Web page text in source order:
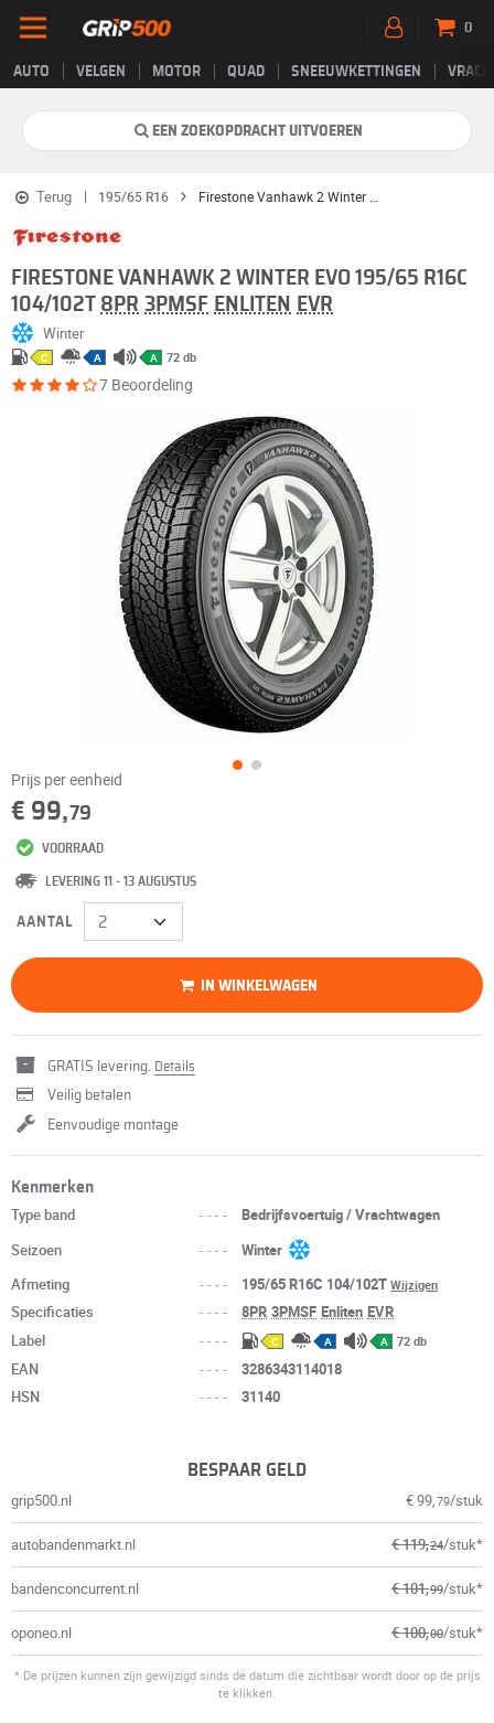
AUTO VELGEN MOTOR QUAD SNEEUWKETTINGEN
0
EEN ZOEKOPDRACHT UITVOEREN
Terug 195/65 R16
FIRESTONE VANHAWK 2 WINTER EVO 195/65 R16C
104/102T 8PR 3PMSF ENLITEN EVR
Winter
C A A 72 db
7 Beoordeling
Prijs per eenheid
€ 99,79
VOORRAAD
LEVERING 11 - 13 AUGUSTUS
AANTAL
IN WINKELWAGEN
GRATIS levering. Details
Veilig betalen
Eenvoudige montage
Kenmerken
Type band ----
Bedrijfsvoertuig / Vrachtwagen
Seizoen
----
Winter
Afmeting
---- 195/65 R16C 104/102TWijzigen
Specificaties ---- 8PR 3PMSF Enliten EVR
Label
---- C A A 72 db
EAN ----
3286343114018
HSN
---- 31140
BESPAAR GELD
grip500.nl € 99,79/stuk
autobandenmarkt.nl € 119,24/stuk*
bandenconcurrent.nl € 101,99/stuk*
oponeo.nl € 100,00/stuk*
* De prijzen kunnen zijn gewijzigd sinds de datum die zichtbaar wordt door op de prijs
te klikken.